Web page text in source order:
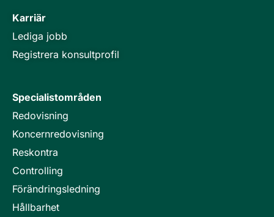
Karriär
Lediga jobb
Registrera konsultprofil
Specialistområden
Redovisning
Koncernredovisning
Reskontra
Controlling
Förändringsledning
Hållbarhet